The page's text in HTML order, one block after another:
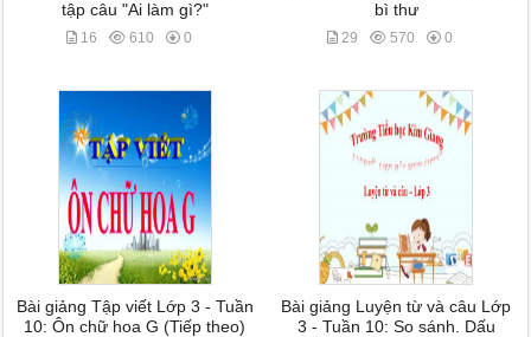
tập câu "Ai làm gì?"
16 610 0
bì thư
29 570 0
Bài giảng Tập viết Lớp 3 - Tuần
10: Ôn chữ hoa G (Tiếp theo)
Bài giảng Luyện từ và câu Lớp
3 - Tuần 10: So sánh. Dấu